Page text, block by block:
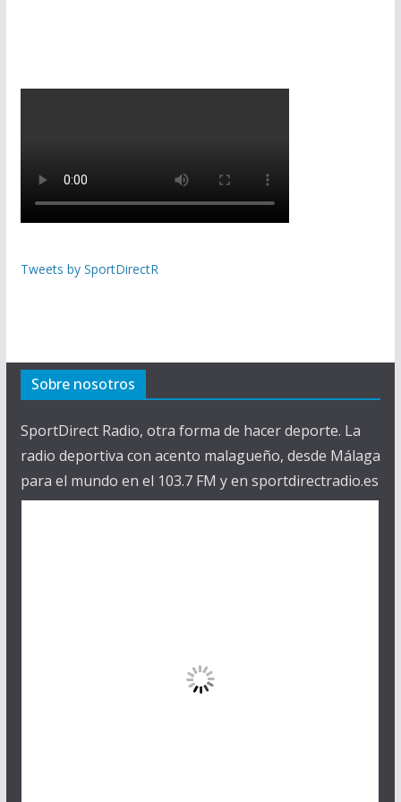
Tweets by SportDirectR
Sobre nosotros
SportDirect Radio, otra forma de hacer deporte. La
radio deportiva con acento malagueño, desde Málaga
para el mundo en el 103.7 FM y en sportdirectradio.es